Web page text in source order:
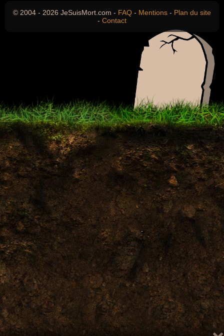
© 2004 - 2026 JeSuisMort.com - FAQ - Mentions - Plan du site
- Contact